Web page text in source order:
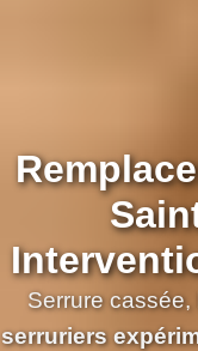
Serrure
serruriers